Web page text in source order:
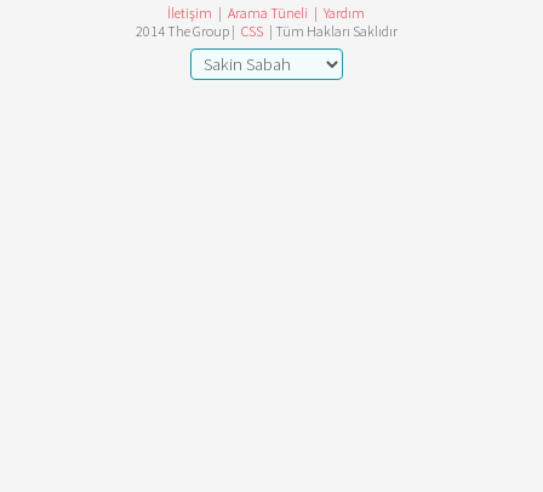
İletişim | Arama Tüneli | Yardım
2014 The Group | CSS | Tüm Hakları Saklıdır